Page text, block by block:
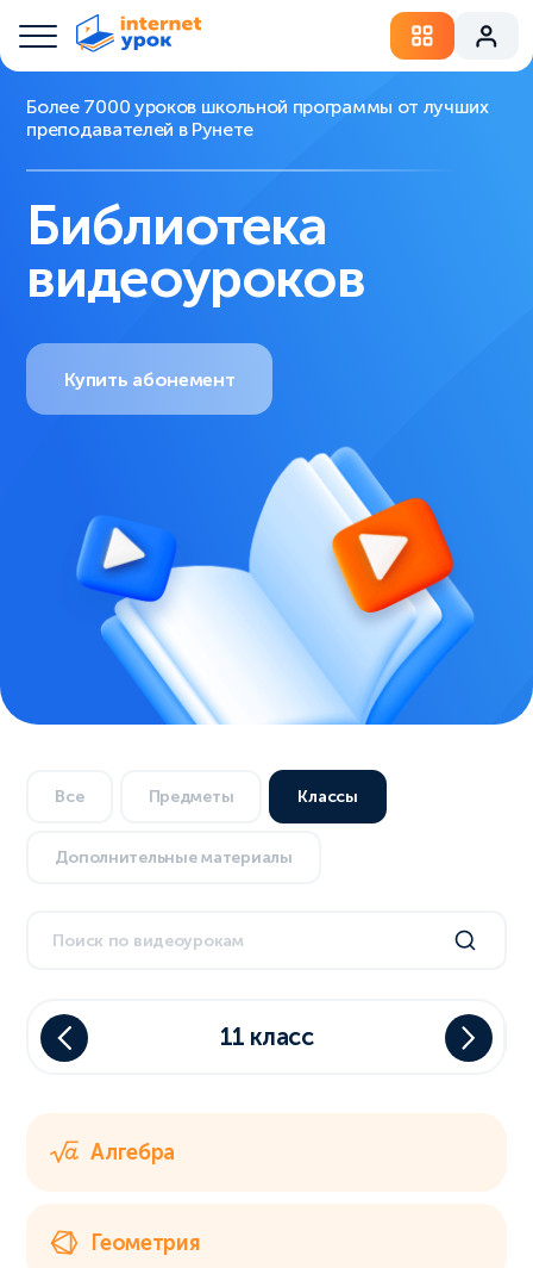
Более 7000 уроков школьной программы от лучших
преподавателей в Рунете
Библиотека
видеоуроков
Купить абонемент
Все Предметы Классы
Дополнительные материалы
11 класс
Алгебра
Геометрия